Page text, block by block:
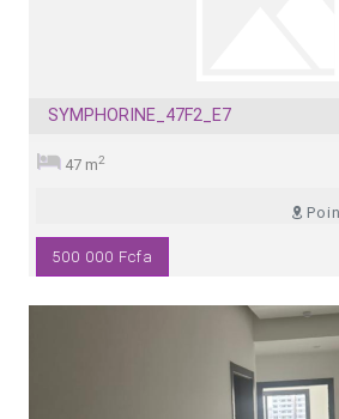
SYMPHORINE_47F2_E7
47 m2
500 000 Fcfa